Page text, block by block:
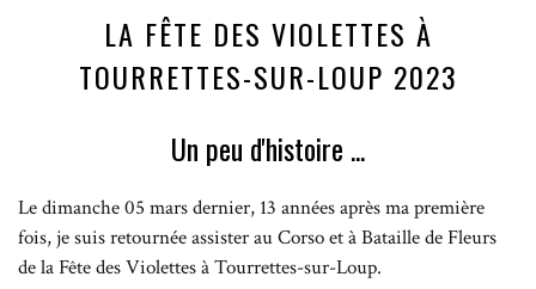
LA FÊTE DES VIOLETTES À
TOURRETTES-SUR-LOUP 2023
Un peu d'histoire ...
Le dimanche 05 mars dernier, 13 années après ma première
fois, je suis retournée assister au Corso et à Bataille de Fleurs
de la Fête des Violettes à Tourrettes-sur-Loup.